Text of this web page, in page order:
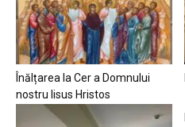
Înălțarea la Cer a Domnului
nostru Iisus Hristos